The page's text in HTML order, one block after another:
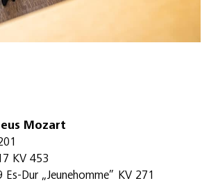
Mozart
KV 453
Dur „Jeunehomme” KV 271